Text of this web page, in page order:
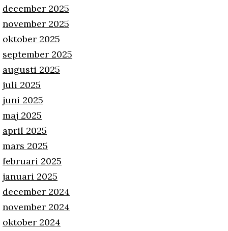
december 2025
november 2025
oktober 2025
september 2025
augusti 2025
juli 2025
juni 2025
maj 2025
april 2025
mars 2025
februari 2025
januari 2025
december 2024
november 2024
oktober 2024